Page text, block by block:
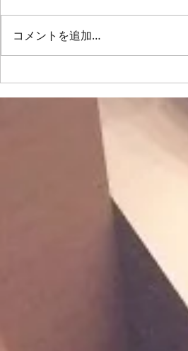
2週間のお休みを経て最初の練
習。次の演奏会（来年夏のグリー
ンサマーコンサート）を目指し
女屋先生のボイストレーニング
では、喉の奥はもちろん…喉の上
の、鼻👃の奥を開けて…耳👂️の後
ろから声を出す！練習を繰り返し
行いました。腹筋が使えていなけ
れば…この発声は無理!!という事
です。一歩レベルアップした発声
の為にも…この事は意識していこ
コメントを追加…